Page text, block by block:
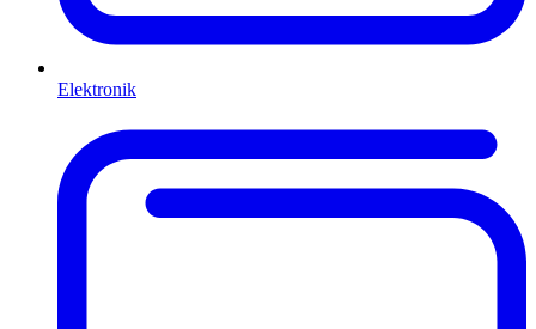
Elektronik